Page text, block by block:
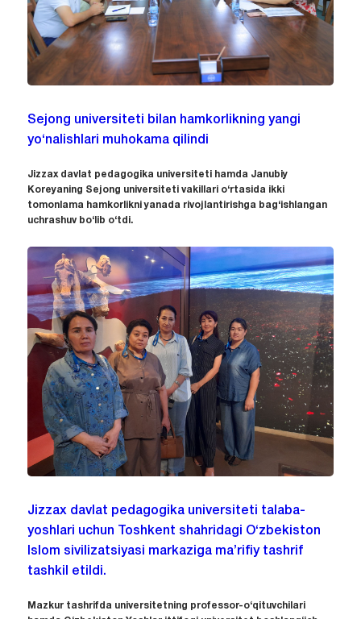
Sejong universiteti bilan hamkorlikning yangi
yo‘nalishlari muhokama qilindi
Jizzax davlat pedagogika universiteti hamda Janubiy
Koreyaning Sejong universiteti vakillari o‘rtasida ikki
tomonlama hamkorlikni yanada rivojlantirishga bag‘ishlangan
uchrashuv bo‘lib o‘tdi.
Jizzax davlat pedagogika universiteti talaba-
yoshlari uchun Toshkent shahridagi O‘zbekiston
Islom sivilizatsiyasi markaziga ma’rifiy tashrif
tashkil etildi.
Mazkur tashrifda universitetning professor-o‘qituvchilari